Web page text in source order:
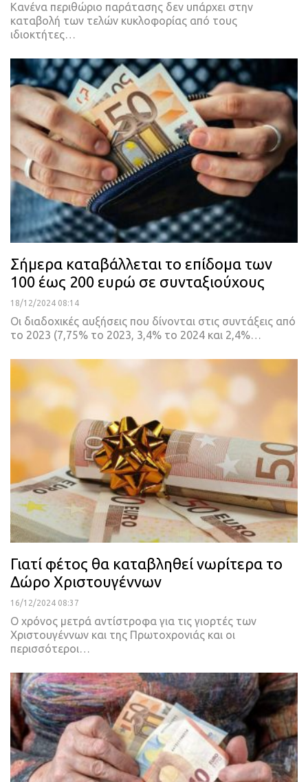
Κανένα περιθώριο παράτασης δεν υπάρχει στην
καταβολή των τελών κυκλοφορίας από τους
ιδιοκτήτες…
Σήμερα καταβάλλεται το επίδομα των
100 έως 200 ευρώ σε συνταξιούχους
18/12/2024 08:14
Οι διαδοχικές αυξήσεις που δίνονται στις συντάξεις από
το 2023 (7,75% το 2023, 3,4% το 2024 και 2,4%…
Γιατί φέτος θα καταβληθεί νωρίτερα το
Δώρο Χριστουγέννων
16/12/2024 08:37
Ο χρόνος μετρά αντίστροφα για τις γιορτές των
Χριστουγέννων και της Πρωτοχρονιάς και οι
περισσότεροι…